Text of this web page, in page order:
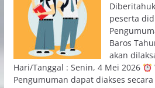
peserta
Baros
akan
Hari/Tanggal : Senin, 4 Mei 2026
Pengumuman dapat diakses